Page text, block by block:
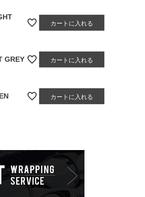
カートに入れる
GREY カートに入れる
カートに入れる